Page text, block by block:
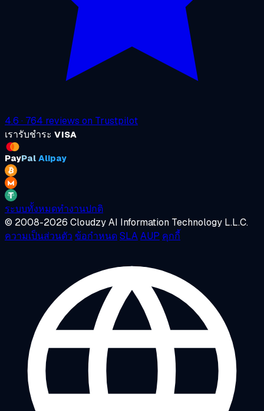
4.6 · 764 reviews on Trustpilot
เรารับชำระ VISA
PayPal Alipay
ระบบทั้งหมดทำงานปกติ
© 2008-2026 Cloudzy AI Information Technology L.L.C.
ความเป็นส่วนตัว ข้อกำหนดSLAAUP คุกกี้